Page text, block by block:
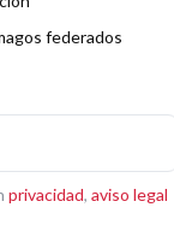
Magia
federados
privacidad, aviso legal